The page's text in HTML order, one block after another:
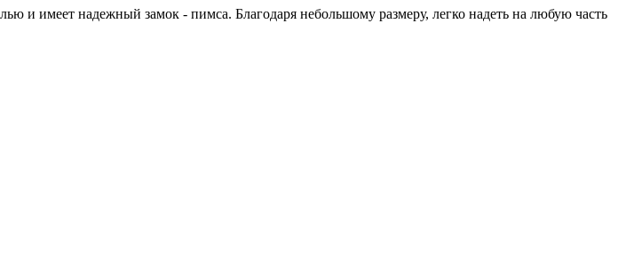
и имеет надежный замок - пимса. Благодаря небольшому размеру, легко надеть на любую часть